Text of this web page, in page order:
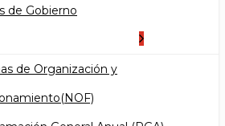
de Gobierno
de Organización y